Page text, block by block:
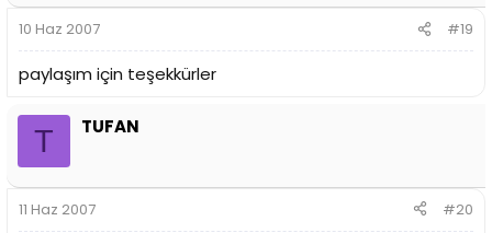
10 Haz 2007 #19
paylaşım için teşekkürler
T TUFAN
11 Haz 2007 #20